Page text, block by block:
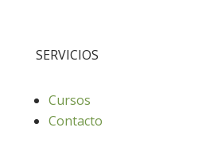
SERVICIOS
Cursos
Contacto